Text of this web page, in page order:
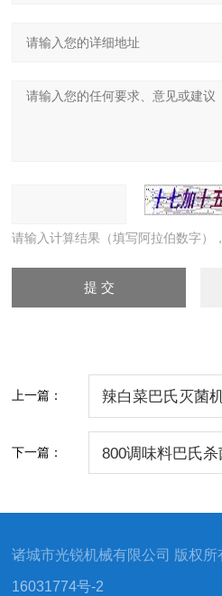
请输入计算结果（填写阿拉伯数字）
上一篇： 辣白菜巴氏灭菌
下一篇： 800调味料巴氏杀
诸城市光锐机械有限公司 版权
16031774号-2